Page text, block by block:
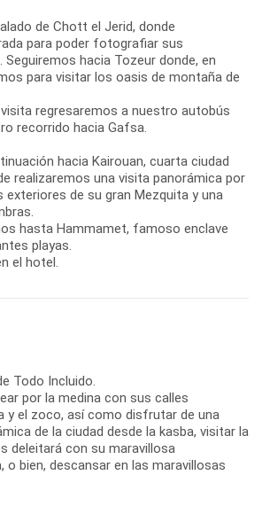
de Chott el Jerid, donde
para poder fotografiar sus
Seguiremos hacia Tozeur donde, en
para visitar los oasis de montaña de
regresaremos a nuestro autobús
recorrido hacia Gafsa.
hacia Kairouan, cuarta ciudad
realizaremos una visita panorámica por
exteriores de su gran Mezquita y una
hasta Hammamet, famoso enclave
playas.
el hotel.
Todo Incluido.
por la medina con sus calles
y el zoco, así como disfrutar de una
de la ciudad desde la kasba, visitar la
deleitará con su maravillosa
bien, descansar en las maravillosas